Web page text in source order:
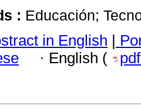
: Educación;
in English |
· English (